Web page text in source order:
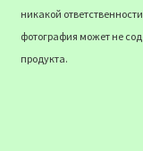
никакой
фотография может не
продукта.